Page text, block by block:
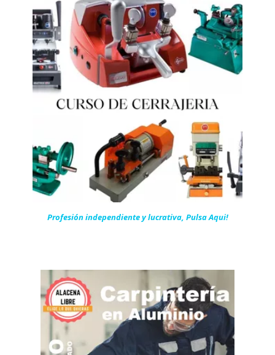
Profesión independiente y lucrativa, Pulsa Aqui!